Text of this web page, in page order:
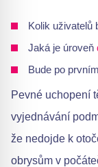
Kolik uživatelů
Jaká je úroveň
Bude po
Pevné uchopení
vyjednávání
že nedojde k
obrysům v